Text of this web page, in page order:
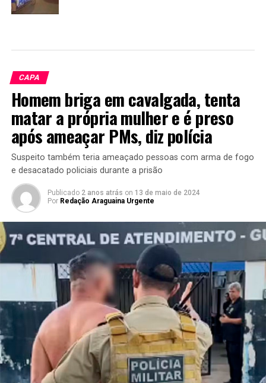
CAPA
Homem briga em cavalgada, tenta
matar a própria mulher e é preso
após ameaçar PMs, diz polícia
Suspeito também teria ameaçado pessoas com arma de fogo
e desacatado policiais durante a prisão
Publicado 2 anos atrás on 13 de maio de 2024
Por Redação Araguaina Urgente